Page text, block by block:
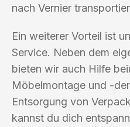
nach Vernier
Ein weiterer Vorteil ist
Service. Neben dem
bieten wir auch Hilfe
Möbelmontage und -
Entsorgung von
kannst du dich